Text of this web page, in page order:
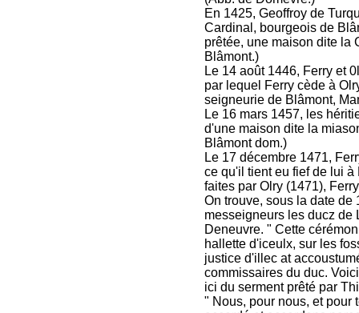
En 1425, Geoffroy de
Cardinal, bourgeois de
prêtée, une maison dite la
Blâmont.)
Le 14 août 1446, Ferry et
par lequel Ferry cède à
seigneurie de Blâmont,
Le 16 mars 1457, les
d'une maison dite la
Blâmont dom.)
Le 17 décembre 1471,
ce qu'il tient eu fief de lui
faites par Olry (1471),
On trouve, sous la date de
messeigneurs les ducz de
Deneuvre. " Cette
hallette d'iceulx, sur les
justice d'illec at
commissaires du duc.
ici du serment prêté par
" Nous, pour nous, et pour